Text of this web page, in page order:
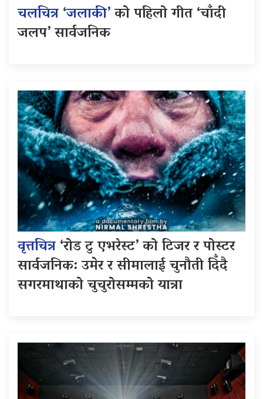
चलचित्र ‘जलाकी’को पहिलो गीत ‘चाँदी
जलप’ सार्वजनिक
वृत्तचित्र‘रोड टु एभरेस्ट’ को टिजर र पोस्टर
सार्वजनिक: उमेर र सीमालाई चुनौती दिँदै
सगरमाथाको चुचुरोसम्मको यात्रा